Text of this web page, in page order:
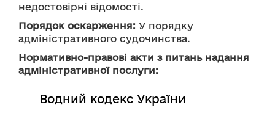
недостовірні відомості.
Порядок оскарження: У порядку
адміністративного судочинства.
Нормативно-правові акти з питань надання
адміністративної послуги:
Водний кодекс України